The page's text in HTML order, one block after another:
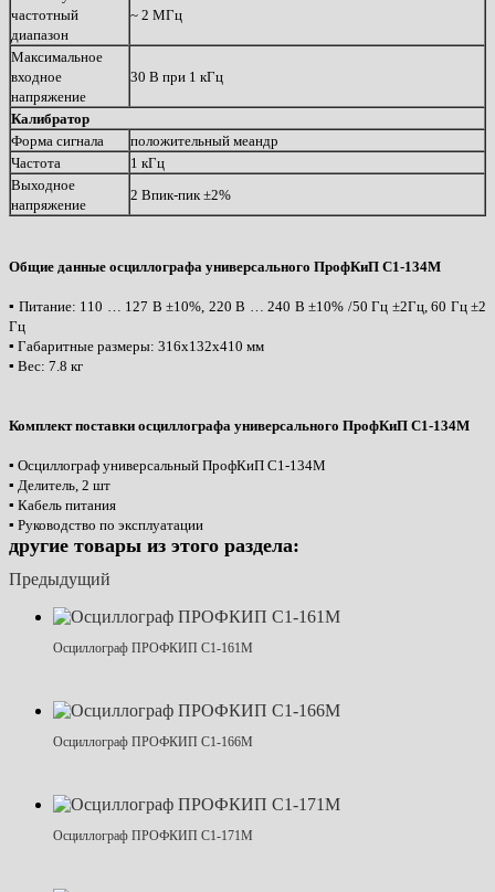
частотный
диапазон
~ 2 МГц
Максимальное
входное
напряжение
30 В при 1 кГц
Калибратор
Форма сигнала
положительный меандр
Частота
1 кГц
Выходное
напряжение
2 Впик-пик ±2%
Общие данные осциллографа универсального ПрофКиП С1-134М
▪ Питание: 110 … 127 В ±10%, 220 В … 240 В ±10% /50 Гц ±2Гц, 60 Гц ±2
Гц
▪ Габаритные размеры: 316х132х410 мм
▪ Вес: 7.8 кг
Комплект поставки осциллографа универсального ПрофКиП С1-134М
▪ Осциллограф универсальный ПрофКиП С1-134М
▪ Делитель, 2 шт
▪ Кабель питания
▪ Руководство по эксплуатации
другие товары из этого раздела:
Предыдущий
Осциллограф ПРОФКИП С1-161М
Осциллограф ПРОФКИП С1-166М
Осциллограф ПРОФКИП С1-171М